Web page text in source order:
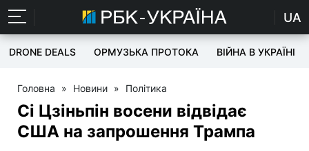
UA
DRONE DEALS ОРМУЗЬКА ПРОТОКА ВІЙНА В УКРАЇНІ
Головна » Новини » Політика
Сі Цзіньпін восени відвідає
США на запрошення Трампа